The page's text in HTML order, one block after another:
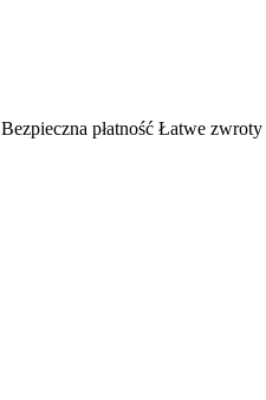
Bezpieczna płatność Łatwe zwroty